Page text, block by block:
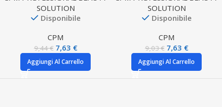
SOLUTION
Disponibile
CPM
9,44€ 7,63 €
Aggiungi Al Carrello
SOLUTION
Disponibile
CPM
9,03€ 7,63 €
Aggiungi Al Carrello